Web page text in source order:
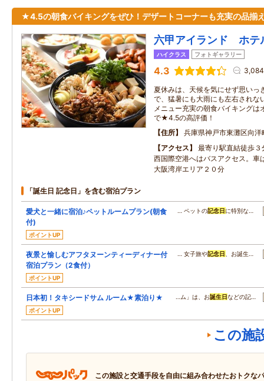
★4.5の朝食バイキングをぜひ！デザートコーナーも充実の品揃
六甲アイランド ホテ
ハイクラス フォトギャラリー
4.3
夏休みは、天候を気にせず思いっ
で、猛暑にも大雨にも左右されな
メニュー充実の朝食バイキングは
で★4.5の高評価！
住所
兵庫県神戸市東灘区向
アクセス
最寄り駅直結徒歩
西国際空港へはバスアクセス。車
大阪湾岸エリア２０分
「誕生日 記念日」を含む宿泊プラン
愛犬と一緒に宿泊♪ペットルームプラン(朝食
付)
ポイントUP
… ペットの記念日 に特別な…
夜景と愉しむアフタヌーンティーディナー付
宿泊プラン（2食付）
ポイントUP
… 女子旅や記念日 、お誕生…
日本初！タキシードサム ルーム★素泊り★
ポイントUP
…ム」は、お誕生日などの記…
この施
この施設と交通手段を自由に組み合わせたおトクな